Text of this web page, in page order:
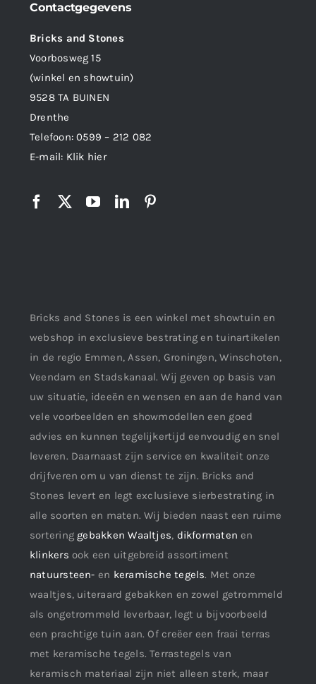
Contactgegevens
Bricks and Stones
Voorbosweg 15
(winkel en showtuin)
9528 TA BUINEN
Drenthe
Telefoon:0599 – 212 082
E-mail: Klik hier
Bricks and Stones is een winkel met showtuin en
webshop in exclusieve bestrating en tuinartikelen
in de regio Emmen, Assen, Groningen, Winschoten,
Veendam en Stadskanaal. Wij geven op basis van
uw situatie, ideeën en wensen en aan de hand van
vele voorbeelden en showmodellen een goed
advies en kunnen tegelijkertijd eenvoudig en snel
leveren. Daarnaast zijn service en kwaliteit onze
drijfveren om u van dienst te zijn. Bricks and
Stones levert en legt exclusieve sierbestrating in
alle soorten en maten. Wij bieden naast een ruime
sortering gebakken Waaltjes, dikformaten en
klinkers ook een uitgebreid assortiment
natuursteen- en keramische tegels. Met onze
waaltjes, uiteraard gebakken en zowel getrommeld
als ongetrommeld leverbaar, legt u bijvoorbeeld
een prachtige tuin aan. Of creëer een fraai terras
met keramische tegels. Terrastegels van
keramisch materiaal zijn niet alleen sterk, maar